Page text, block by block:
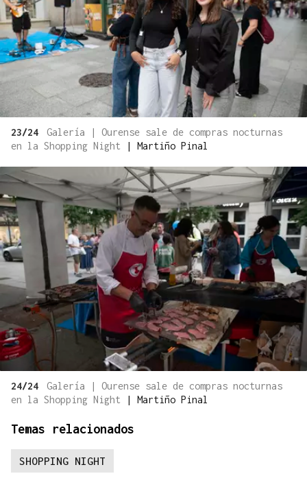
23/24
Galería | Ourense sale de compras nocturnas
en la Shopping Night
| Martiño Pinal
24/24
Galería | Ourense sale de compras nocturnas
en la Shopping Night
| Martiño Pinal
Temas relacionados
SHOPPING NIGHT